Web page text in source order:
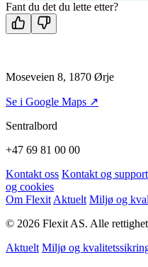
Fant du det du lette etter?
Moseveien 8, 1870 Ørje
Se i Google Maps ↗
Sentralbord
+47 69 81 00 00
Kontakt oss Kontakt og support
og cookies
Om Flexit Aktuelt Miljø og
© 2026 Flexit AS. Alle
Aktuelt Miljø og